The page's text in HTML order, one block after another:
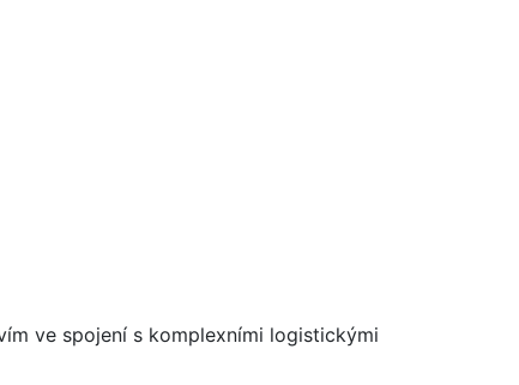
ve spojení s komplexními logistickými